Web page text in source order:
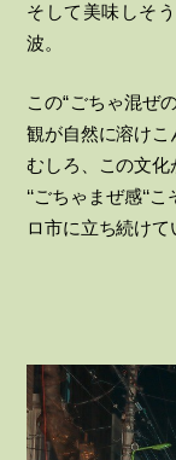
そして美味しそ
波。
この“ごちゃ混ぜ
観が自然に溶けこ
むしろ、この文化
‘‘ごちゃまぜ感‘‘
ロ市に立ち続けて